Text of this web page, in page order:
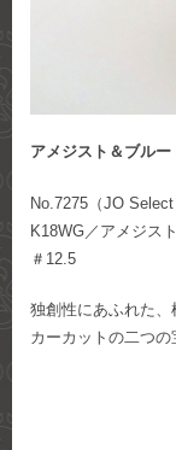
アメジスト＆ブル
No.7275（JO Select
K18WG／アメジス
＃12.5
独創性にあふれた
カーカットの二つの